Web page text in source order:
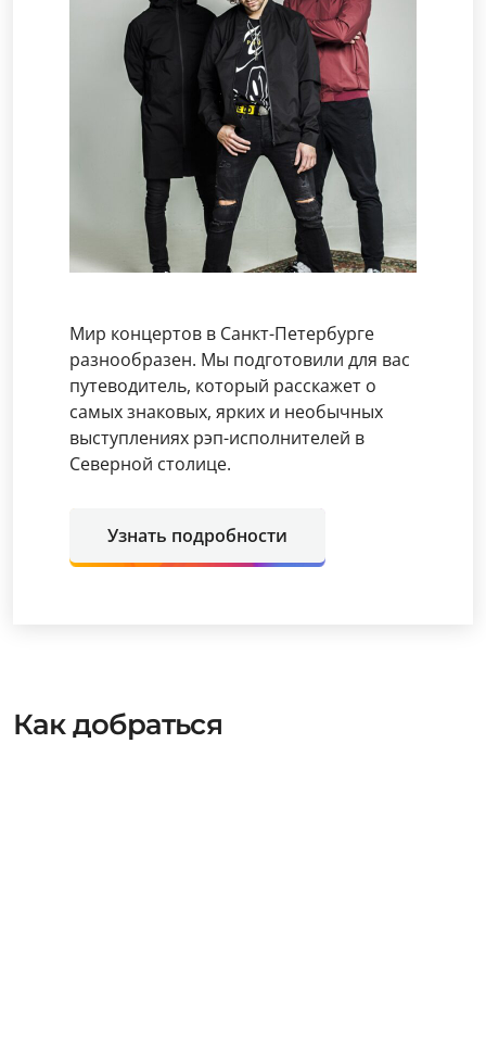
Мир концертов в Санкт-Петербурге
разнообразен. Мы подготовили для вас
путеводитель, который расскажет о
самых знаковых, ярких и необычных
выступлениях рэп-исполнителей в
Северной столице.
Узнать подробности
Как добраться